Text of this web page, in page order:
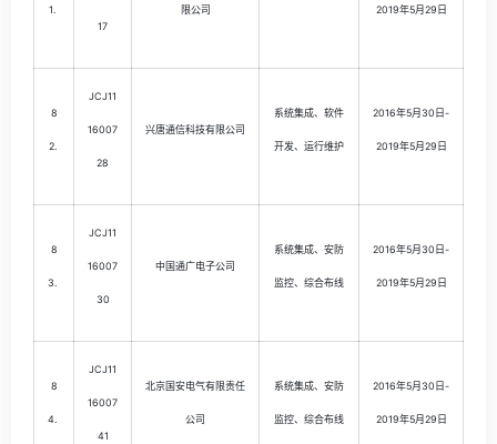
1.
17
限公司 2019年5月29日
8
2.
JCJ11
16007
28
兴唐通信科技有限公司
系统集成、软件
开发、运行维护
2016年5月30日-
2019年5月29日
8
3.
JCJ11
16007
30
中国通广电子公司
系统集成、安防
监控、综合布线
2016年5月30日-
2019年5月29日
8
4.
JCJ11
16007
41
北京国安电气有限责任
公司
系统集成、安防
监控、综合布线
2016年5月30日-
2019年5月29日